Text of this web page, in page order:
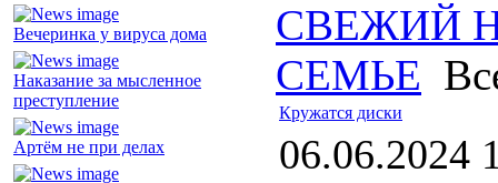
Вечеринка у вируса дома
Наказание за мысленное
преступление
Артём не при делах
СВЕЖИЙ
СЕМЬЕ
Кружатся диски
06.06.2024